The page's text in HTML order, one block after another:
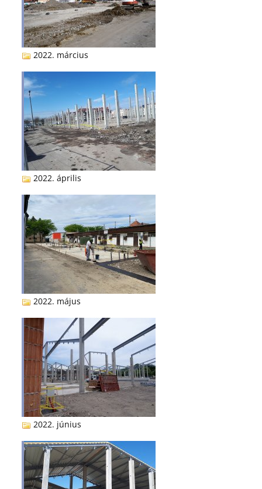
2022. március
2022. április
2022. május
2022. június